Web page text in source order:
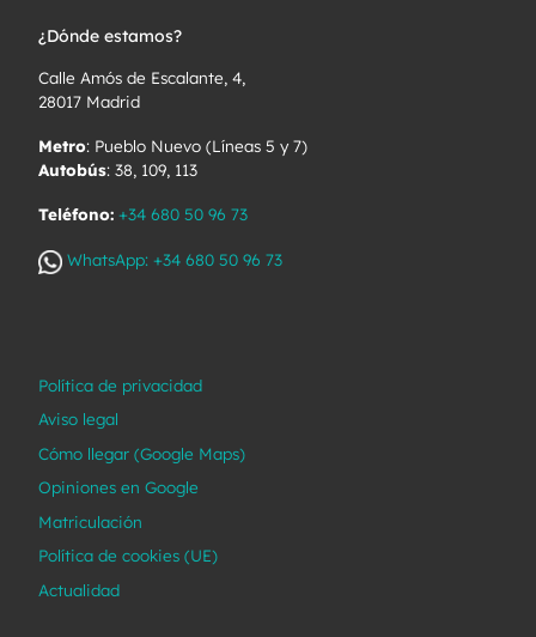
¿Dónde estamos?
Calle Amós de Escalante, 4,
28017 Madrid
Metro: Pueblo Nuevo (Líneas 5 y 7)
Autobús: 38, 109, 113
Teléfono: +34 680 50 96 73
WhatsApp: +34 680 50 96 73
Política de privacidad
Aviso legal
Cómo llegar (Google Maps)
Opiniones en Google
Matriculación
Política de cookies (UE)
Actualidad